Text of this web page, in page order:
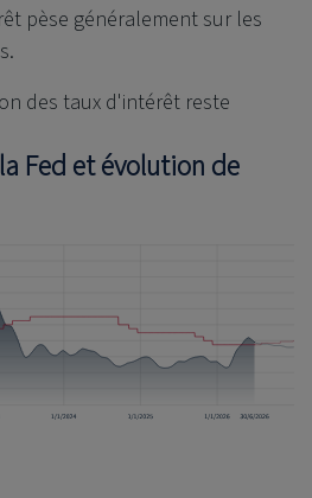
pèse généralement sur les
des taux d'intérêt reste
Fed et évolution de